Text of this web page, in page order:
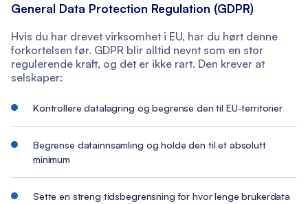
General Data Protection Regulation (GDPR)
Hvis du har drevet virksomhet i EU, har du hørt denne
forkortelsen før. GDPR blir alltid nevnt som en stor
regulerende kraft, og det er ikke rart. Den krever at
selskaper:
Kontrollere datalagring og begrense den til EU-territorier
Begrense datainnsamling og holde den til et absolutt
minimum
Sette en streng tidsbegrensning for hvor lenge brukerdata